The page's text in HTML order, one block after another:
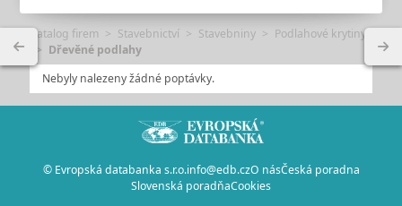
Katalog firem Stavebnictví Stavebniny
Podlahové krytiny
Dřevěné podlahy
Nebyly nalezeny žádné poptávky.
© Evropská databanka s.r.o.info@edb.czO násČeská poradna
Slovenská poradňaCookies